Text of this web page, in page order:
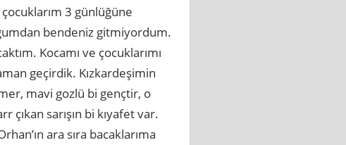
3 günlüğüne
bendeniz gitmiyordum.
Kocamı ve çocuklarımı
geçirdik. Kızkardeşimin
mavi gozlü bi gençtir, o
sarışın bi kıyafet var.
ara sıra bacaklarıma